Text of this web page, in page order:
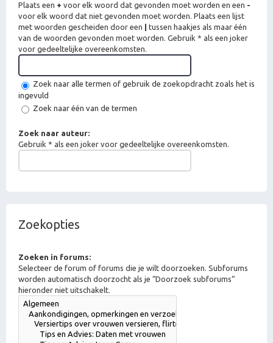
Plaats een + voor elk woord dat gevonden moet worden en een -
voor elk woord dat niet gevonden moet worden. Plaats een lijst
met woorden gescheiden door een
tussen haakjes als maar één
van de woorden gevonden moet worden. Gebruik * als een joker
voor gedeeltelijke overeenkomsten.
Zoek naar alle termen of gebruik de zoekopdracht zoals het is
ingevuld
Zoek naar één van de termen
Zoek naar auteur:
Gebruik * als een joker voor gedeeltelijke overeenkomsten.
Zoekopties
Zoeken in forums:
Selecteer de forum of forums die je wilt doorzoeken. Subforums
worden automatisch doorzocht als je “Doorzoek subforums“
hieronder niet uitschakelt.